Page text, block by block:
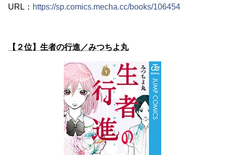
URL： https://sp.comics.mecha.cc/books/106454
【２位】生者の行進／みつちよ丸